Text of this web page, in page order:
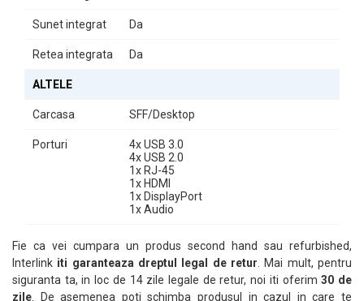
Sunet integrat Da
Retea integrata Da
ALTELE
Carcasa SFF/Desktop
Porturi
4x USB 3.0
4x USB 2.0
1x RJ-45
1x HDMI
1x DisplayPort
1x Audio
Fie ca vei cumpara un produs second hand sau refurbished,
Interlink iti garanteaza dreptul legal de retur. Mai mult, pentru
siguranta ta, in loc de 14 zile legale de retur, noi iti oferim30 de
zile. De asemenea poti schimba produsul in cazul in care te